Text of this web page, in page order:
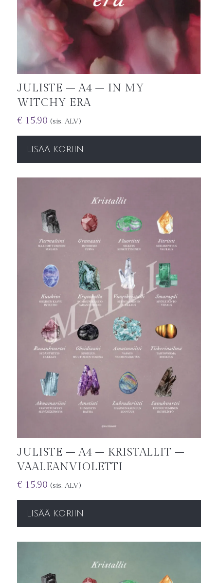
JULISTE – A4 – IN MY
WITCHY ERA
€ 15.90 (sis. ALV)
LISÄÄ KORIIN
JULISTE – A4 – KRISTALLIT –
VAALEANVIOLETTI
€ 15.90 (sis. ALV)
LISÄÄ KORIIN